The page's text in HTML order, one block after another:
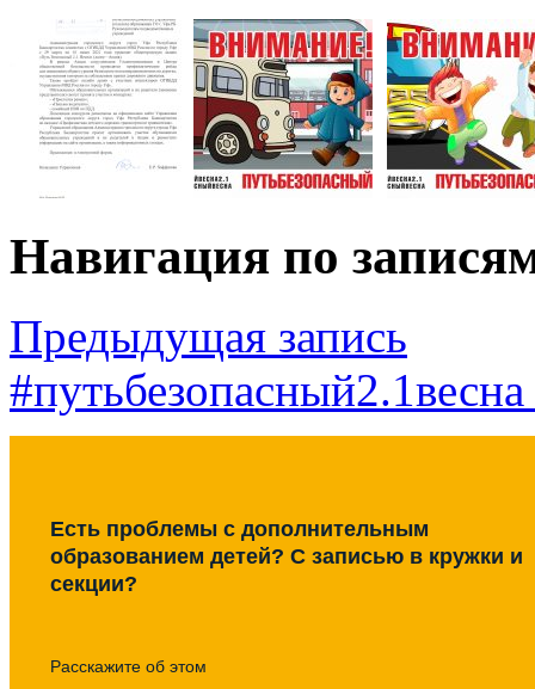
Навигация по
Предыдущая запись
Есть проблемы с дополнительным
образованием детей? С записью в кружки и
секции?
Расскажите об этом